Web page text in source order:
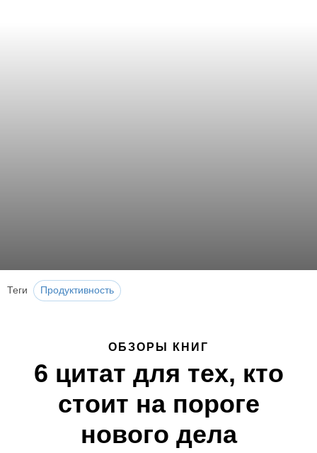
Теги Продуктивность
ОБЗОРЫ КНИГ
6 цитат для тех, кто
стоит на пороге
нового дела